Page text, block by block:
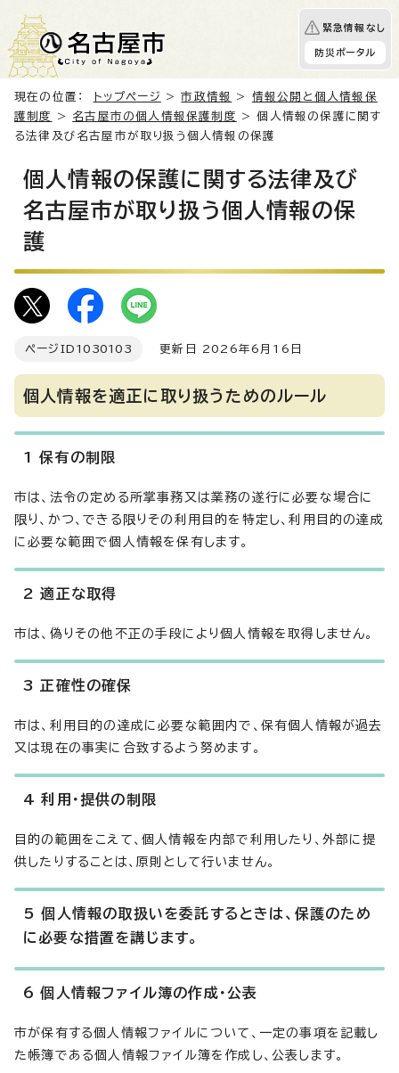
緊急情報なし
防災ポータル
現在の位置： トップページ >市政情報 > 情報公開と個人情報保
護制度
> 名古屋市の個人情報保護制度
> 個人情報の保護に関す
る法律及び名古屋市が取り扱う個人情報の保護
個人情報の保護に関する法律及び
名古屋市が取り扱う個人情報の保
護
ページID 1030103 更新日 2026年6月16日
個人情報を適正に取り扱うためのルール
1 保有の制限
市は、法令の定める所掌事務又は業務の遂行に必要な場合に
限り、かつ、できる限りその利用目的を特定し、利用目的の達成
に必要な範囲で個人情報を保有します。
2 適正な取得
市は、偽りその他不正の手段により個人情報を取得しません。
3 正確性の確保
市は、利用目的の達成に必要な範囲内で、保有個人情報が過去
又は現在の事実に合致するよう努めます。
4 利用・提供の制限
目的の範囲をこえて、個人情報を内部で利用したり、外部に提
供したりすることは、原則として行いません。
5 個人情報の取扱いを委託するときは、保護のため
に必要な措置を講じます。
6 個人情報ファイル簿の作成・公表
市が保有する個人情報ファイルについて、一定の事項を記載し
た帳簿である個人情報ファイル簿を作成し、公表します。